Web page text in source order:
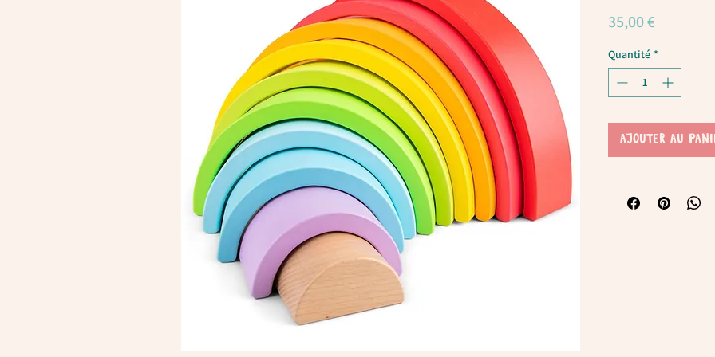
35,00 €Prix
Quantité *
AJOUTER AU